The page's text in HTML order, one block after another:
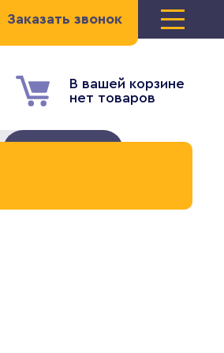
Заказать звонок
В вашей корзине
нет товаров